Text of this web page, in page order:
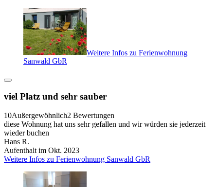
Weitere Infos zu Ferienwohnung
Sanwald GbR
viel Platz und sehr sauber
10Außergewöhnlich2 Bewertungen
diese Wohnung hat uns sehr gefallen und wir würden sie jederzeit
wieder buchen
Hans R.
Aufenthalt im Okt. 2023
Weitere Infos zu Ferienwohnung Sanwald GbR